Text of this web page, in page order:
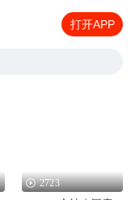
打开APP
2723